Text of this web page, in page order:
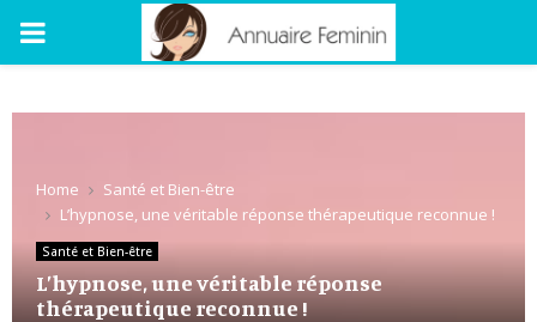
PRIMARY
Home
Santé et Bien-être
L’hypnose, une véritable réponse thérapeutique reconnue !
Santé et Bien-être
L’hypnose, une véritable réponse
thérapeutique reconnue !